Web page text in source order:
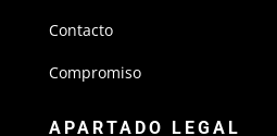
Contacto
Compromiso
APARTADO LEGAL